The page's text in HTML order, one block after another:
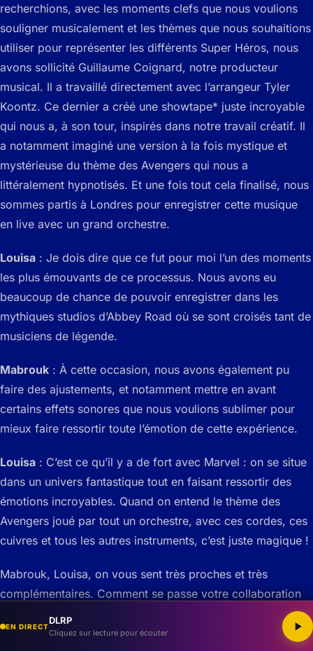
recherchions, avec les moments clefs que nous voulions
souligner musicalement et les thèmes que nous souhaitions
utiliser pour représenter les différents Super Héros, nous
avons sollicité Guillaume Coignard, notre producteur
musical. Il a travaillé directement avec l’arrangeur Tyler
Koontz. Ce dernier a créé une showtape* juste incroyable
qui nous a, à son tour, inspirés dans notre travail créatif. Il
a notamment imaginé une version à la fois mystique et
mystérieuse du thème des Avengers qui nous a
littéralement hypnotisés. Et une fois tout cela finalisé, nous
sommes partis à Londres pour enregistrer cette musique
en live avec un grand orchestre.
Louisa : Je dois dire que ce fut pour moi l’un des moments
les plus émouvants de ce processus. Nous avons eu
beaucoup de chance de pouvoir enregistrer dans les
mythiques studios d’Abbey Road où se sont croisés tant de
musiciens de légende.
Mabrouk : À cette occasion, nous avons également pu
faire des ajustements, et notamment mettre en avant
certains effets sonores que nous voulions sublimer pour
mieux faire ressortir toute l’émotion de cette expérience.
Louisa : C’est ce qu’il y a de fort avec Marvel : on se situe
dans un univers fantastique tout en faisant ressortir des
émotions incroyables. Quand on entend le thème des
Avengers joué par tout un orchestre, avec ces cordes, ces
cuivres et tous les autres instruments, c’est juste magique !
Mabrouk, Louisa, on vous sent très proches et très
complémentaires. Comment se passe votre collaboration
: Louisa et moi, c’est une histoire de plus de 20
EN DIRECT
DLRP
Cliquez sur lecture pour écouter